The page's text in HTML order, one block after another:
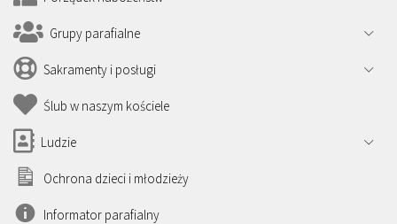
Grupy parafialne
Sakramenty i posługi
Ślub w naszym kościele
Ludzie
Ochrona dzieci i młodzieży
Informator parafialny